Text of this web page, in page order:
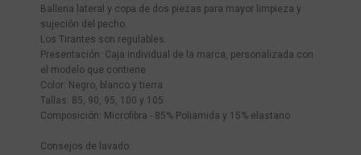
Ballena lateral y copa de dos piezas para mayor limpieza y
sujeción del pecho.
Los Tirantes son regulables.
Presentación: Caja individual de la marca, personalizada con
el modelo que contiene
Color: Negro, blanco y tierra
Tallas: 85, 90, 95, 100 y 105
Composición: Microfibra - 85% Poliamida y 15% elastano
Consejos de lavado: